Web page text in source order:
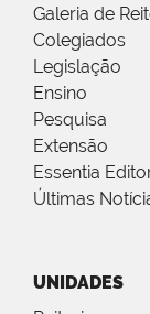
Galeria de
Colegiados
Legislação
Ensino
Pesquisa
Extensão
Essentia
Últimas
UNIDADES